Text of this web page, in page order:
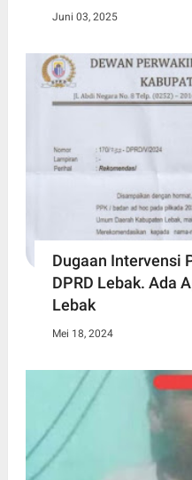
Juni 03, 2025
Dugaan Intervensi
DPRD Lebak. Ada
Lebak
Mei 18, 2024